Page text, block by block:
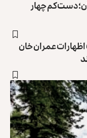
دست‌کم چهار
عمران خان